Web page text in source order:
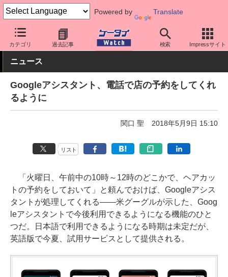
Powered by Translate
カテゴリ 過去記事 検索 Impressサイト
ケータイ Watch OS Android アプリ・サービス
ニュース
Googleアシスタント、電話で店の予約をしてくれ
るように
関口 聖 2018年5月9日 15:10
リスト
「火曜日、午前中の10時～12時のどこかで、ヘアカッ
トの予約をしておいて」と頼んでおけば、Googleアシス
タントが処理してくれる――米グーグルが示した、Goog
leアシスタントで今後利用できるようになる機能のひと
つだ。日本語で利用できるようになる時期は未定だが、
英語版で今夏、試用サービスとして提供される。